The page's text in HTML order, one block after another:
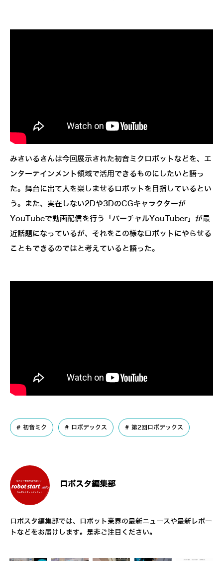
みさいるさんは今回展示された初音ミクロボットなどを、エ
ンターテインメント領域で活用できるものにしたいと語っ
た。舞台に出て人を楽しませるロボットを目指しているとい
う。また、実在しない2Dや3DのCGキャラクターが
YouTubeで動画配信を行う「バーチャルYouTuber」が最
近話題になっているが、それをこの様なロボットにやらせる
こともできるのではと考えていると語った。
初音ミク ロボデックス 第2回ロボデックス
ロボスタ編集部
ロボスタ編集部では、ロボット業界の最新ニュースや最新レポー
トなどをお届けします。是非ご注目ください。